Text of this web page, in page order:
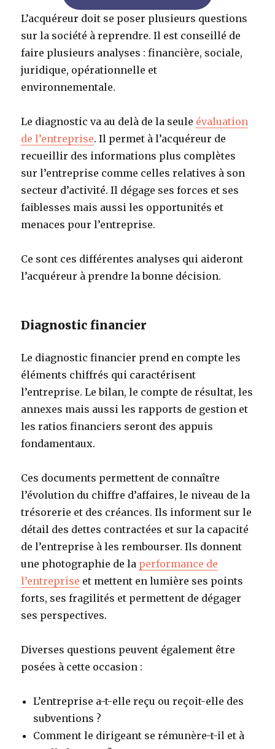
L’acquéreur doit se poser plusieurs questions
sur la société à reprendre. Il est conseillé de
faire plusieurs analyses : financière, sociale,
juridique, opérationnelle et
environnementale.
Le diagnostic va au delà de la seule évaluation
de l’entreprise. Il permet à l’acquéreur de
recueillir des informations plus complètes
sur l’entreprise comme celles relatives à son
secteur d’activité. Il dégage ses forces et ses
faiblesses mais aussi les opportunités et
menaces pour l’entreprise.
Ce sont ces différentes analyses qui aideront
l’acquéreur à prendre la bonne décision.
Diagnostic financier
Le diagnostic financier prend en compte les
éléments chiffrés qui caractérisent
l’entreprise. Le bilan, le compte de résultat, les
annexes mais aussi les rapports de gestion et
les ratios financiers seront des appuis
fondamentaux.
Ces documents permettent de connaître
l’évolution du chiffre d’affaires, le niveau de la
trésorerie et des créances. Ils informent sur le
détail des dettes contractées et sur la capacité
de l’entreprise à les rembourser. Ils donnent
une photographie de la performance de
l’entreprise et mettent en lumière ses points
forts, ses fragilités et permettent de dégager
ses perspectives.
Diverses questions peuvent également être
posées à cette occasion :
L’entreprise a-t-elle reçu ou reçoit-elle des
subventions ?
Comment le dirigeant se rémunère-t-il et à